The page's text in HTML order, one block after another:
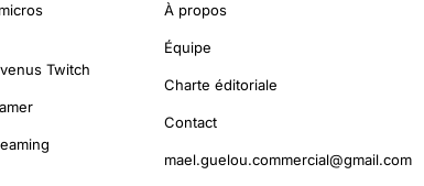
Twitch
À propos
Équipe
Charte éditoriale
Contact
mael.guelou.commercial@gmail.com